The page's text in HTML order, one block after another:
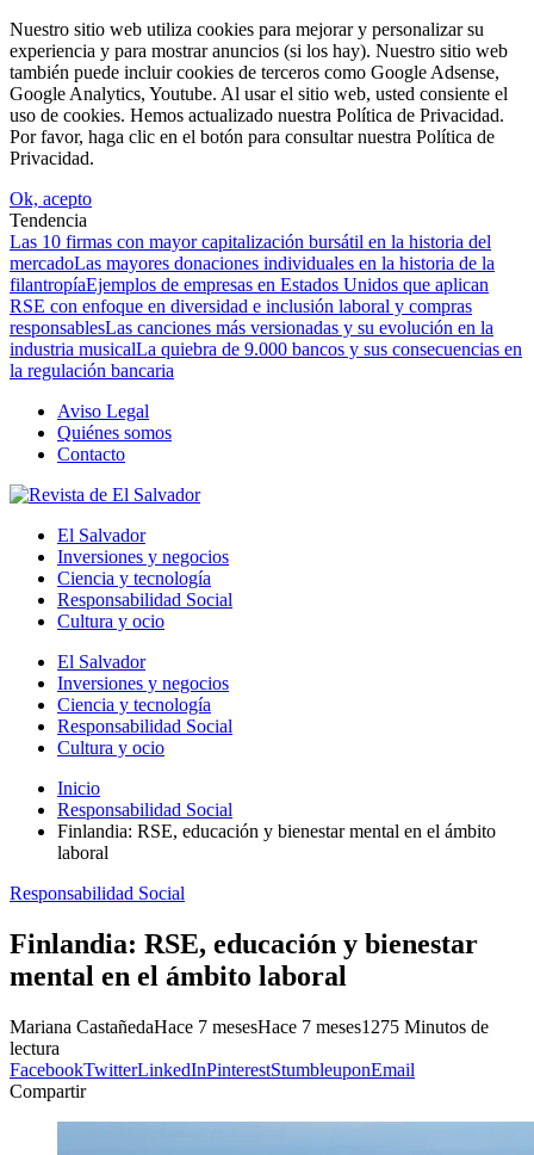
Nuestro sitio web utiliza cookies para mejorar y personalizar su
experiencia y para mostrar anuncios (si los hay). Nuestro sitio web
también puede incluir cookies de terceros como Google Adsense,
Google Analytics, Youtube. Al usar el sitio web, usted consiente el
uso de cookies. Hemos actualizado nuestra Política de Privacidad.
Por favor, haga clic en el botón para consultar nuestra Política de
Privacidad.
Ok, acepto
Tendencia
Las 10 firmas con mayor capitalización bursátil en la historia del
mercadoLas mayores donaciones individuales en la historia de la
filantropíaEjemplos de empresas en Estados Unidos que aplican
RSE con enfoque en diversidad e inclusión laboral y compras
responsablesLas canciones más versionadas y su evolución en la
industria musicalLa quiebra de 9.000 bancos y sus consecuencias en
la regulación bancaria
Aviso Legal
Quiénes somos
Contacto
El Salvador
Inversiones y negocios
Ciencia y tecnología
Responsabilidad Social
Cultura y ocio
El Salvador
Inversiones y negocios
Ciencia y tecnología
Responsabilidad Social
Cultura y ocio
Inicio
Responsabilidad Social
Finlandia: RSE, educación y bienestar mental en el ámbito
laboral
Responsabilidad Social
Finlandia: RSE, educación y bienestar
mental en el ámbito laboral
Mariana CastañedaHace 7 mesesHace 7 meses1275 Minutos de
lectura
FacebookTwitterLinkedInPinterestStumbleuponEmail
Compartir